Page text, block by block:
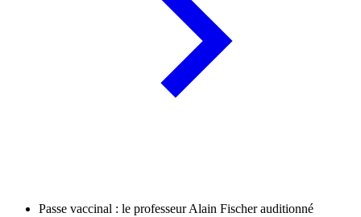
Passe vaccinal : le professeur Alain Fischer auditionné